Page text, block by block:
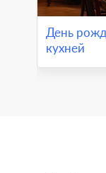
День
кухней